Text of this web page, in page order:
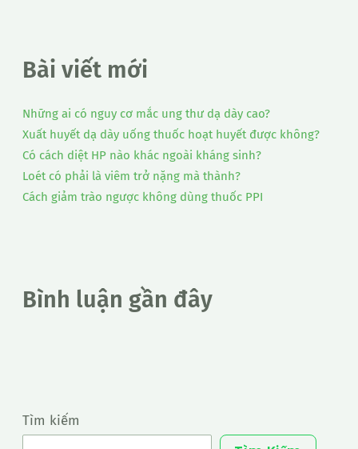
:
Bài viết mới
Những ai có nguy cơ mắc ung thư dạ dày cao?
Xuất huyết dạ dày uống thuốc hoạt huyết được không?
Có cách diệt HP nào khác ngoài kháng sinh?
Loét có phải là viêm trở nặng mà thành?
Cách giảm trào ngược không dùng thuốc PPI
Bình luận gần đây
Tìm kiếm